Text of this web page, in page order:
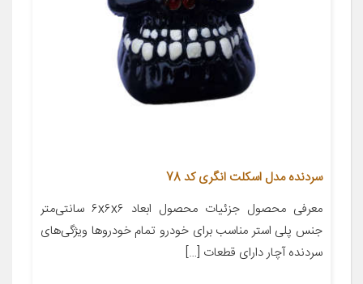
سردنده مدل اسکلت انگری کد 78
معرفی محصول جزئیات محصول ابعاد ۶x۶x۶ سانتی‌متر
جنس پلی استر مناسب برای خودرو تمام خودروها ویژگی‌های
سردنده آچار دارای قطعات […]